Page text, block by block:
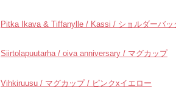
Pitka Ikava & Tiffanylle / Kassi / ショルダーバッ
Siirtolapuutarha / oiva anniversary / マグカップ
Vihkiruusu / マグカップ / ピンクxイエロー